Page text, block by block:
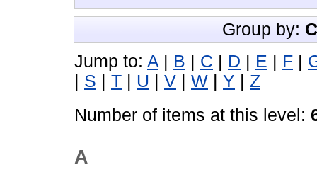
Group by:
Jump to: A | B | C | D | E | F |
| S | T | U | V | W | Y | Z
Number of items at this level:
A